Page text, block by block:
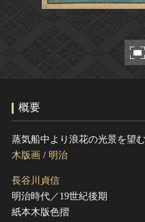
全国の美術館・博物館
文化遺産データベース
国指定文化財等データベース
概要
蒸気船中より浪花の光景を望
木版画 / 明治
長谷川貞信
明治時代／19世紀後期
紙本木版色摺